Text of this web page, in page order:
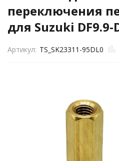
переключения
для Suzuki DF9.9-
Артикул: TS_SK23311-95DL0